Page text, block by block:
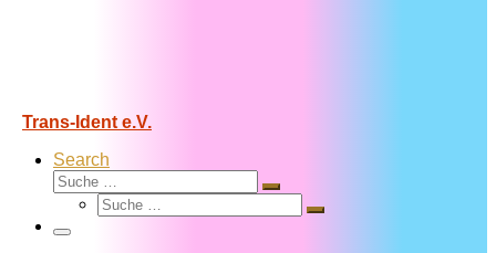
Trans-Ident e.V.
Search
Suche
Suche
Suche
Suche
Menü